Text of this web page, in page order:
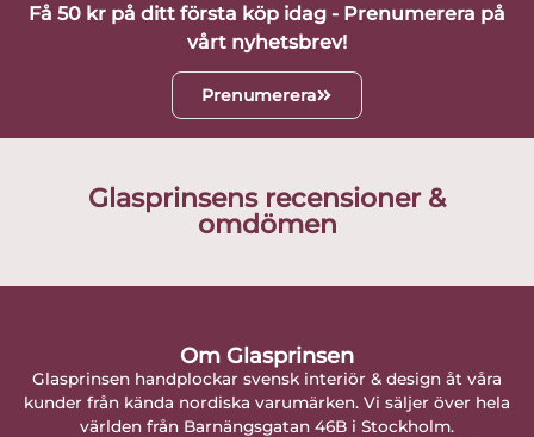
Få 50 kr på ditt första köp idag - Prenumerera på
vårt nyhetsbrev!
Prenumerera
Glasprinsens recensioner &
omdömen
Om Glasprinsen
Glasprinsen handplockar svensk interiör & design åt våra
kunder från kända nordiska varumärken. Vi säljer över hela
världen från Barnängsgatan 46B i Stockholm.